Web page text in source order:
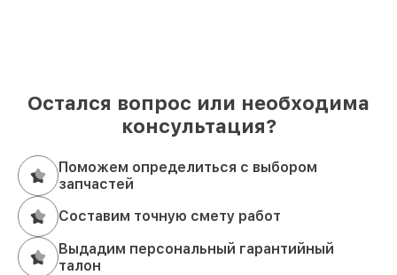
Остался вопрос или необходима
консультация?
Поможем определиться с выбором
запчастей
Составим точную смету работ
Выдадим персональный гарантийный
талон